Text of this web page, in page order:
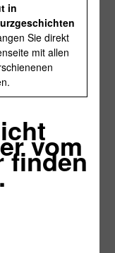
in
Sie direkt
mit allen
vom
finden